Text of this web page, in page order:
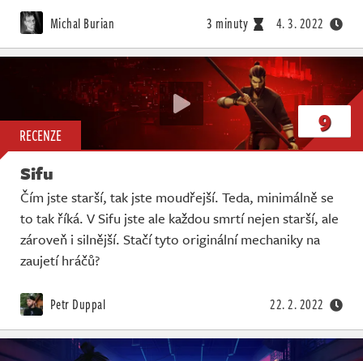
Michal Burian 3 minuty 4. 3. 2022
RECENZE 9
Sifu
Čím jste starší, tak jste moudřejší. Teda, minimálně se
to tak říká. V Sifu jste ale každou smrtí nejen starší, ale
zároveň i silnější. Stačí tyto originální mechaniky na
zaujetí hráčů?
Petr Duppal 22. 2. 2022